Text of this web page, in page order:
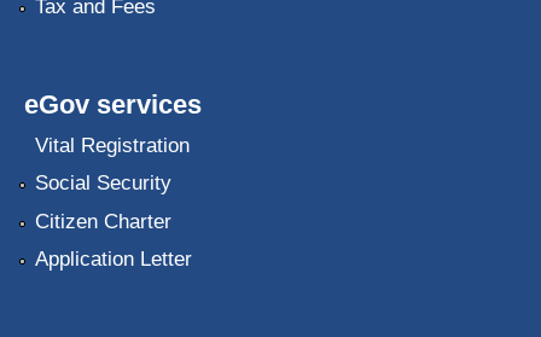
Tax and Fees
eGov services
Vital Registration
Social Security
Citizen Charter
Application Letter